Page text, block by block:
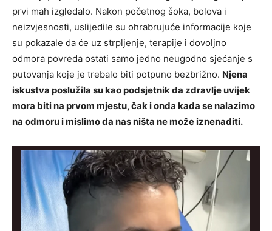
prvi mah izgledalo. Nakon početnog šoka, bolova i
neizvjesnosti, uslijedile su ohrabrujuće informacije koje
su pokazale da će uz strpljenje, terapije i dovoljno
odmora povreda ostati samo jedno neugodno sjećanje s
putovanja koje je trebalo biti potpuno bezbrižno. Njena
iskustva poslužila su kao podsjetnik da zdravlje uvijek
mora biti na prvom mjestu, čak i onda kada se nalazimo
na odmoru i mislimo da nas ništa ne može iznenaditi.